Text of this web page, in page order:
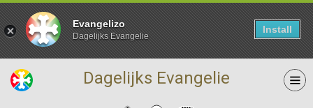
Evangelizo
Dagelijks Evangelie
Install
Dagelijks Evangelie